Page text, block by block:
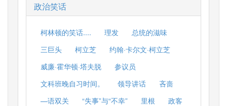
政治笑话
柯林顿的笑话.... 理发
总统的滋味
三巨头
柯立芝
约翰·卡尔文·柯立芝
威廉·霍华顿·塔夫脱
参议员
文科班晚自习时间。
领导讲话
吝啬
—语双关
“失事”与“不幸” 里根 政客